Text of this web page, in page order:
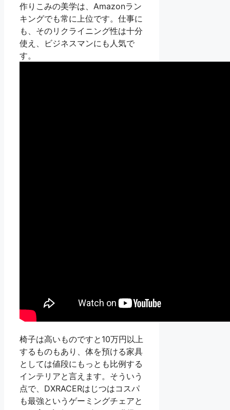
作りこみの美学は、Amazonラン
キングでも常に上位です。仕事に
も、そのリクライニング性は十分
使え、ビジネスマンにも人気で
す。
椅子は高いものですと10万円以上
するものもあり、体を預ける家具
としては値段にもっとも比例する
インテリアと言えます。そういう
点で、DXRACERはじつはコスパ
も最強というゲーミングチェアと